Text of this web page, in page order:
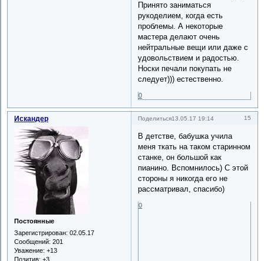
Принято заниматься
рукоделием, когда есть
проблемы. А некоторые
мастера делают очень
нейтральные вещи или даже с
удовольствием и радостью.
Носки печали покупать не
следует))) естественно.
0
Поделиться 15
13.05.17 19:14
Искандер
Постоянные
Зарегистрирован: 02.05.17
Сообщений: 201
Уважение: +13
Позитив: +3
В детстве, бабушка учила
меня ткать на таком старинном
станке, он большой как
пианино. Вспомнилось) С этой
стороны я никогда его не
рассматривал, спасибо)
0